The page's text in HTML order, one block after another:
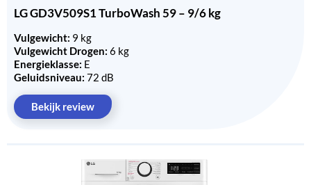
LG GD3V509S1 TurboWash 59 – 9/6 kg
Vulgewicht: 9 kg
Vulgewicht Drogen: 6 kg
Energieklasse: E
Geluidsniveau: 72 dB
Bekijk review